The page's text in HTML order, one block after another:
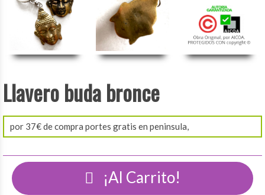
Llavero buda bronce
por 37€ de compra portes gratis en peninsula,
¡Al Carrito!